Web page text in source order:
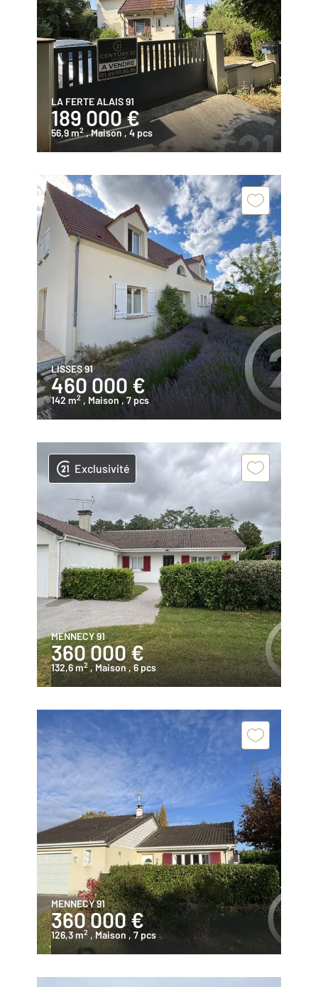
LA FERTE ALAIS 91
189 000 €
56,9 m2 , Maison , 4 pcs
LISSES 91
460 000 €
142 m2 , Maison , 7 pcs
Exclusivité
MENNECY 91
360 000 €
132,6 m2 , Maison, 6 pcs
MENNECY 91
360 000 €
126,3 m2 , Maison , 7 pcs